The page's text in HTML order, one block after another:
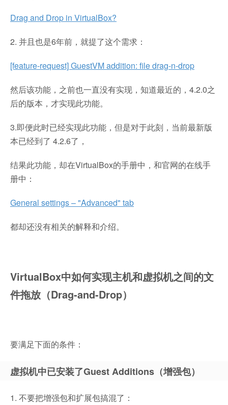
Drag and Drop in VirtualBox?
2. 并且也是6年前，就提了这个需求：
[feature-request] GuestVM addition: file drag-n-drop
然后该功能，之前也一直没有实现，知道最近的，4.2.0之
后的版本，才实现此功能。
3.即便此时已经实现此功能，但是对于此刻，当前最新版
本已经到了 4.2.6了，
结果此功能，却在VirtualBox的手册中，和官网的在线手
册中：
General settings – "Advanced" tab
都却还没有相关的解释和介绍。
VirtualBox中如何实现主机和虚拟机之间的文
件拖放（Drag-and-Drop）
要满足下面的条件：
虚拟机中已安装了Guest Additions（增强包）
1. 不要把增强包和扩展包搞混了：